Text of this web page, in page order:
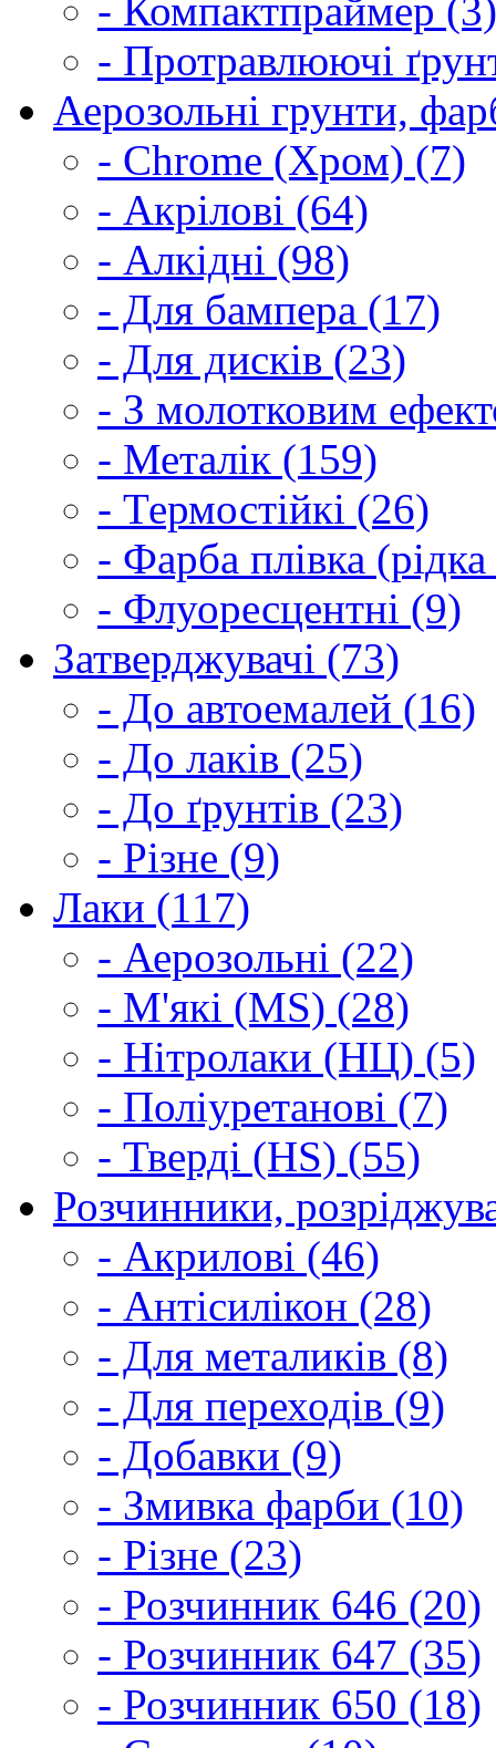
- Компактпраймер (3)
- Протравлюючі
Аерозольні грунти,
- Chrome (Хром) (7)
- Акрілові (64)
- Алкідні (98)
- Для бампера (17)
- Для дисків (23)
- З молотковим
- Металік (159)
- Термостійкі (26)
- Фарба плівка
- Флуоресцентні (9)
Затверджувачі (73)
- До автоемалей (16)
- До лаків (25)
- До ґрунтів (23)
- Різне (9)
Лаки (117)
- Аерозольні (22)
- М'які (MS) (28)
- Нітролаки (НЦ) (5)
- Поліуретанові (7)
- Тверді (HS) (55)
Розчинники,
- Акрилові (46)
- Антісилікон (28)
- Для металиків (8)
- Для переходів (9)
- Добавки (9)
- Змивка фарби (10)
- Різне (23)
- Розчинник 646 (20)
- Розчинник 647 (35)
- Розчинник 650 (18)